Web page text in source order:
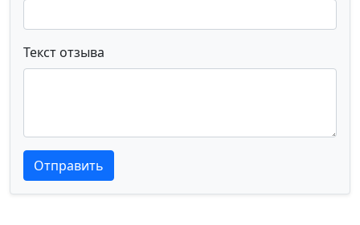
Текст отзыва
Текст отзыва
Текст отзыва
Отправить